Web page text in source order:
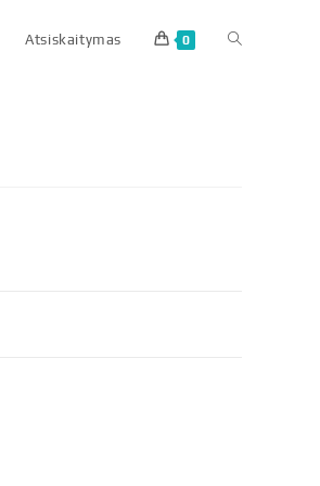
Atsiskaitymas 0